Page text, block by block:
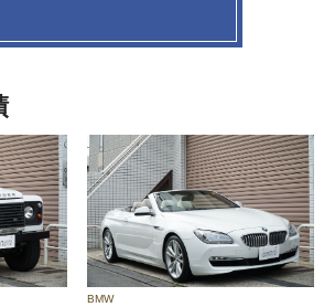
BMW